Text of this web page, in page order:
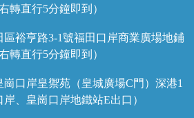
轉直行5分鐘即到）
裕亨路3-1號福田口岸商業廣場地鋪
轉直行5分鐘即到）
口岸皇禦苑（皇城廣場C門）深港1
、皇崗口岸地鐵站E出口）